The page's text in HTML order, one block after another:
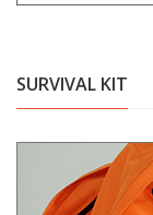
SURVIVAL KIT